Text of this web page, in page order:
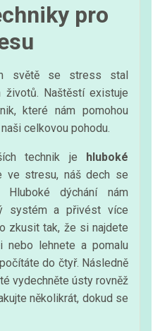
pro
světě se stress stal
životů. Naštěstí existuje
které nám pomohou
celkovou pohodu.
technik je hluboké
ve stresu, náš dech se
Hluboké dýchání nám
systém a přivést více
zkusit tak, že si najdete
lehnete a pomalu
do čtyř. Následně
vydechněte ústy rovněž
několikrát, dokud se